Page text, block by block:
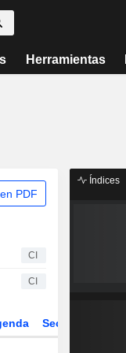
Herramientas
PDF
CI
CI
Sector
Índices